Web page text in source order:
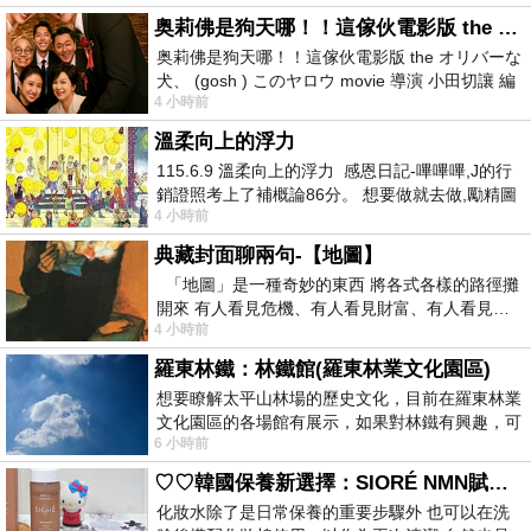
奥莉佛是狗天哪！！這傢伙電影版 the オリバーな犬、 (gosh ) このヤロウ movie
奥莉佛是狗天哪！！這傢伙電影版 the オリバーな
犬、 (gosh ) このヤロウ movie 導演 小田切讓 編
劇: 小田切讓 主演: 小田切讓
4 小時前
溫柔向上的浮力
115.6.9 溫柔向上的浮力 感恩日記-嗶嗶嗶,J的行
銷證照考上了補概論86分。 想要做就去做,勵精圖
治大成功,也是表法,堅持和努力
4 小時前
典藏封面聊兩句-【地圖】
「地圖」是一種奇妙的東西 將各式各樣的路徑攤
開來 有人看見危機、有人看見財富、有人看見…
從中可以發掘出不同的
4 小時前
羅東林鐵：林鐵館(羅東林業文化園區)
想要瞭解太平山林場的歷史文化，目前在羅東林業
文化園區的各場館有展示，如果對林鐵有興趣，可
以到林鐵館。 這裡展示從山下
6 小時前
♡♡韓國保養新選擇：SIORÉ NMN賦活泡泡化妝水♡♡
化妝水除了是日常保養的重要步驟外 也可以在洗